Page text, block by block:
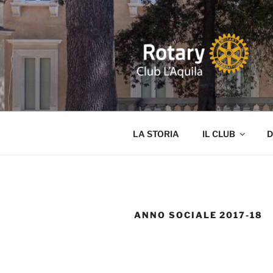
Salta
contenuto
ROTARY
Distretto 2090 ITALIA
LA STORIA IL CLUB
ANNO SOCIALE 2017-18